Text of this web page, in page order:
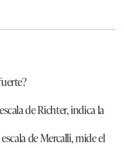
de Richter, indica la
de Mercalli, mide el